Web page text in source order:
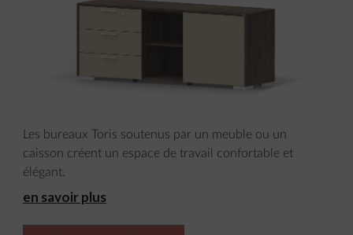
Les bureaux Toris soutenus par un meuble ou un
caisson créent un espace de travail confortable et
élégant.
en savoir plus